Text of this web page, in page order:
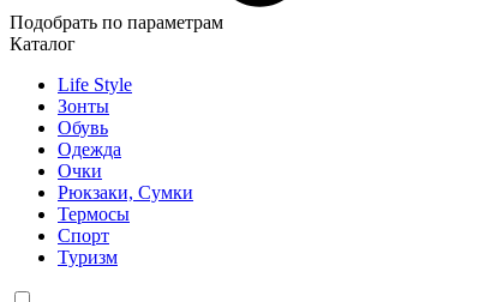
Подобрать по параметрам
Каталог
Life Style
Зонты
Обувь
Одежда
Очки
Рюкзаки, Сумки
Термосы
Спорт
Туризм